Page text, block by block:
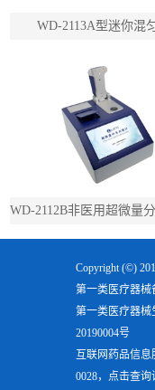
WD-2113A型迷你混
Copyright (©)
第一类医疗器械
第一类医疗器械
20190004号
互联网药品信
0028，点击查询